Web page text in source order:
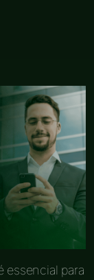
essencial para